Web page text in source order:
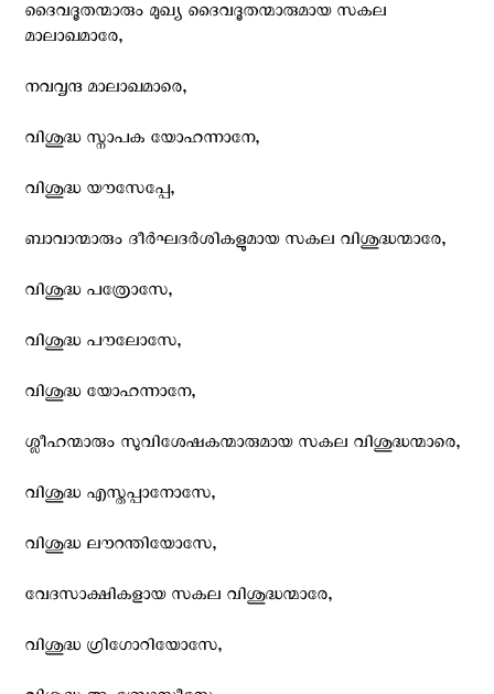
ദൈവദൂതന്മാരും മുഖ്യ ദൈവദൂതന്മാരുമായ സകല
മാലാഖമാരേ,
നവവൃന്ദ മാലാഖമാരെ,
വിശുദ്ധ സ്നാപക യോഹന്നാനേ,
വിശുദ്ധ യൗസേപ്പേ,
ബാവാന്മാരും ദീര്‍ഘദര്‍ശികളുമായ സകല വിശുദ്ധന്മാരേ,
വിശുദ്ധ പത്രോസേ,
വിശുദ്ധ പൗലോസേ,
വിശുദ്ധ യോഹന്നാനേ,
ശ്ലീഹന്മാരും സുവിശേഷകന്മാരുമായ സകല വിശുദ്ധന്മാരെ,
വിശുദ്ധ എസ്തപ്പാനോസേ,
വിശുദ്ധ ലൗറന്തിയോസേ,
വേദസാക്ഷികളായ സകല വിശുദ്ധന്മാരേ,
വിശുദ്ധ ഗ്രിഗോറിയോസേ,